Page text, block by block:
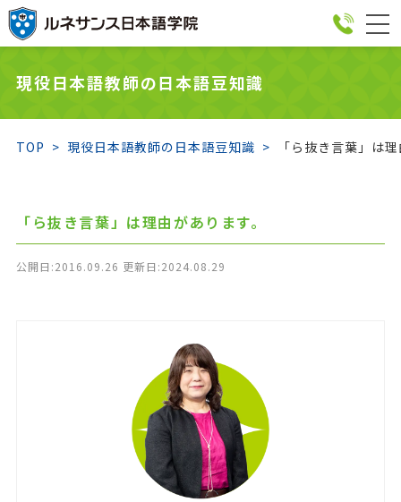
現役日本語教師の日本語豆知識
TOP 現役日本語教師の日本語豆知識 「ら抜き言葉」は
「ら抜き言葉」は理由があります。
公開日:2016.09.26 更新日:2024.08.29